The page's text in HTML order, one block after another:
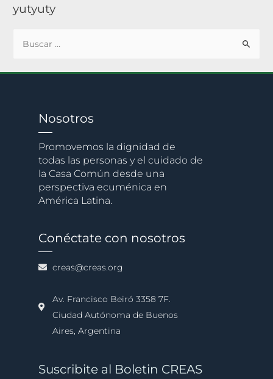
yutyuty
Nosotros
Promovemos la dignidad de
todas las personas y el cuidado de
la Casa Común desde una
perspectiva ecuménica en
América Latina.
Conéctate con nosotros
creas@creas.org
Av. Francisco Beiró 3358 7F.
Ciudad Autónoma de Buenos
Aires, Argentina
Suscribite al Boletin CREAS